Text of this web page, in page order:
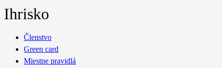
Ihrisko
Členstvo
Green card
Miestne pravidlá